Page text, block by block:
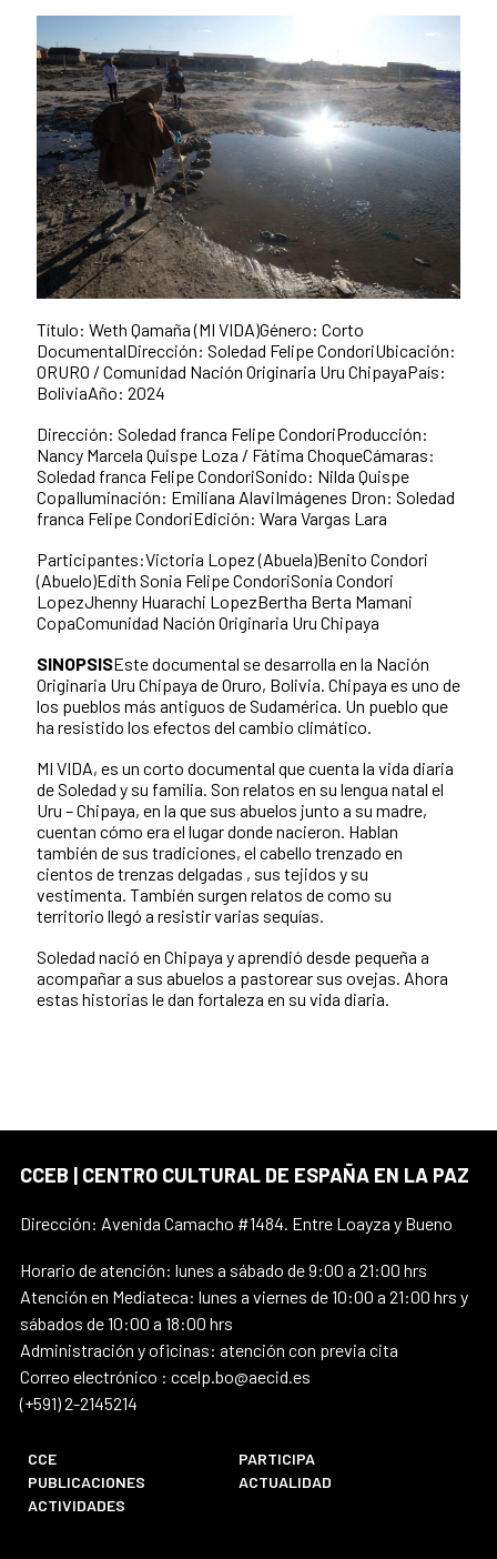
Título: Weth Qamaña (MI VIDA)Género: Corto
DocumentalDirección: Soledad Felipe CondoriUbicación:
ORURO / Comunidad Nación Originaria Uru ChipayaPaís:
BoliviaAño: 2024
Dirección: Soledad franca Felipe CondoriProducción:
Nancy Marcela Quispe Loza / Fátima ChoqueCámaras:
Soledad franca Felipe CondoriSonido: Nilda Quispe
CopaIluminación: Emiliana AlaviImágenes Dron: Soledad
franca Felipe CondoriEdición: Wara Vargas Lara
Participantes:Victoria Lopez (Abuela)Benito Condori
(Abuelo)Edith Sonia Felipe CondoriSonia Condori
LopezJhenny Huarachi LopezBertha Berta Mamani
CopaComunidad Nación Originaria Uru Chipaya
SINOPSISEste documental se desarrolla en la Nación
Originaria Uru Chipaya de Oruro, Bolivia. Chipaya es uno de
los pueblos más antiguos de Sudamérica. Un pueblo que
ha resistido los efectos del cambio climático.
MI VIDA, es un corto documental que cuenta la vida diaria
de Soledad y su familia. Son relatos en su lengua natal el
Uru – Chipaya, en la que sus abuelos junto a su madre,
cuentan cómo era el lugar donde nacieron. Hablan
también de sus tradiciones, el cabello trenzado en
cientos de trenzas delgadas , sus tejidos y su
vestimenta. También surgen relatos de como su
territorio llegó a resistir varias sequías.
Soledad nació en Chipaya y aprendió desde pequeña a
acompañar a sus abuelos a pastorear sus ovejas. Ahora
estas historias le dan fortaleza en su vida diaria.
CCEB | CENTRO CULTURAL DE ESPAÑA EN LA PAZ
Dirección: Avenida Camacho #1484. Entre Loayza y Bueno
Horario de atención: lunes a sábado de 9:00 a 21:00 hrs
Atención en Mediateca: lunes a viernes de 10:00 a 21:00 hrs y
sábados de 10:00 a 18:00 hrs
Administración y oficinas: atención con previa cita
Correo electrónico : ccelp.bo@aecid.es
(+591) 2-2145214
CCE
PARTICIPA
PUBLICACIONES
ACTUALIDAD
ACTIVIDADES